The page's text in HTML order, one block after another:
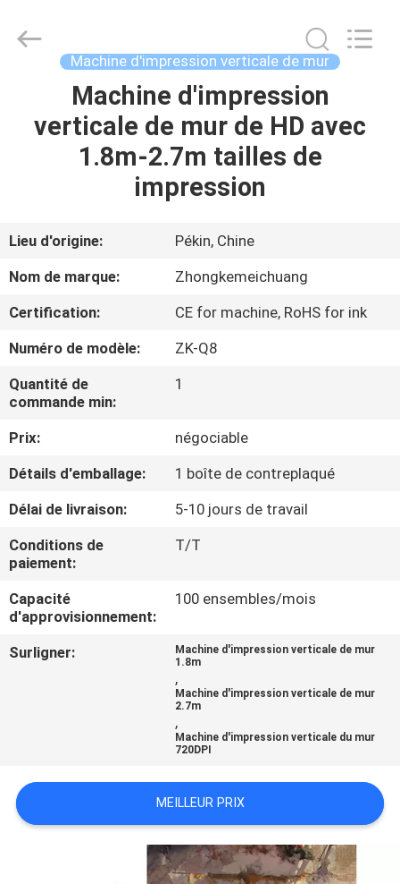
MAISON
PRODUITS
SUJET
DE
NOUS
VISITE
D'USINE
CONTRÔLE
DE
QUALITÉ
CONTACTEZ-
NOUS
NOUVELLES
UNE
CITATION
And
Technology
Machine d'impression verticale de mur
Machine d'impression
verticale de mur de HD avec
1.8m-2.7m tailles de
impression
Lieu d'origine:
Pékin, Chine
Nom de marque:
Zhongkemeichuang
Certification:
CE for machine, RoHS for ink
Numéro de modèle:
ZK-Q8
Quantité de
commande min:
1
Prix:
négociable
Détails d'emballage:
1 boîte de contreplaqué
Délai de livraison:
5-10 jours de travail
Conditions de
paiement:
T/T
Capacité
d'approvisionnement:
100 ensembles/mois
Surligner:
Machine d'impression verticale de mur
1.8m
,
Machine d'impression verticale de mur
2.7m
,
Machine d'impression verticale du mur
720DPI
MEILLEUR PRIX